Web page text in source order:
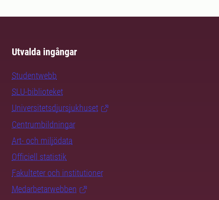
Utvalda ingångar
Studentwebb
SLU-biblioteket
Universitetsdjursjukhuset
Centrumbildningar
Art- och miljödata
Officiell statistik
Fakulteter och institutioner
Medarbetarwebben